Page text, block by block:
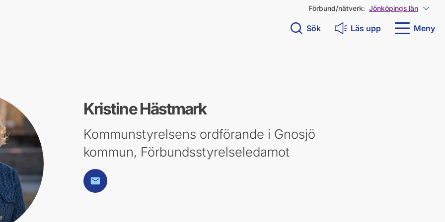
Förbund/nätverk: Jönköpings län Visa
Sök Läs upp Meny
Kristine Hästmark
Kommunstyrelsens ordförande i Gnosjö
kommun, Förbundsstyrelseledamot
E-post